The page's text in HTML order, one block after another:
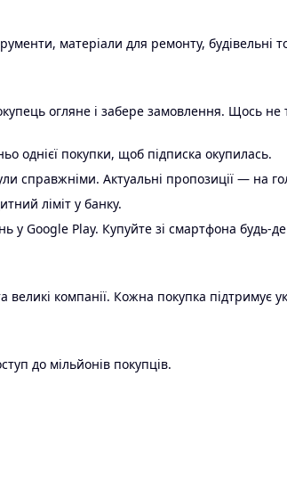
матеріали для ремонту, будівельні
огляне і забере замовлення. Щось
однієї покупки, щоб підписка окупилась.
справжніми. Актуальні пропозиції — на
ліміт у банку.
у Google Play. Купуйте зі смартфона будь-де
компанії. Кожна покупка підтримує
до мільйонів покупців.